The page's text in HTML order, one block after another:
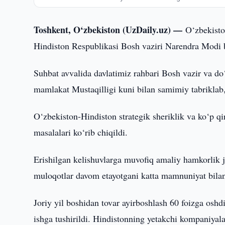
Toshkent, O‘zbekiston (UzDaily.uz) —
Hindiston Respublikasi Bosh vaziri Narendra
Suhbat avvalida davlatimiz rahbari Bosh vazir va
mamlakat Mustaqilligi kuni bilan samimiy
O‘zbekiston-Hindiston strategik sheriklik va ko‘p
masalalari ko‘rib chiqildi.
Erishilgan kelishuvlarga muvofiq amaliy
muloqotlar davom etayotgani katta mamnuniyat
Joriy yil boshidan tovar ayirboshlash 60 foizga
ishga tushirildi. Hindistonning yetakchi